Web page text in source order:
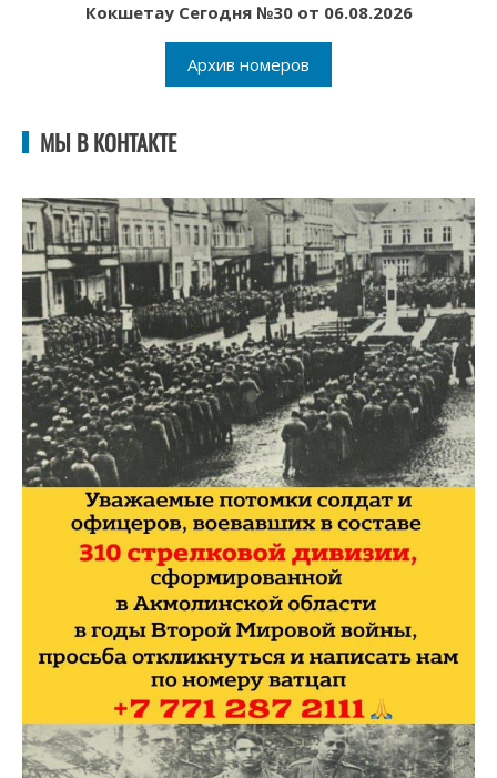
Кокшетау Сегодня №30 от 06.08.2026
Архив номеров
МЫ В КОНТАКТЕ